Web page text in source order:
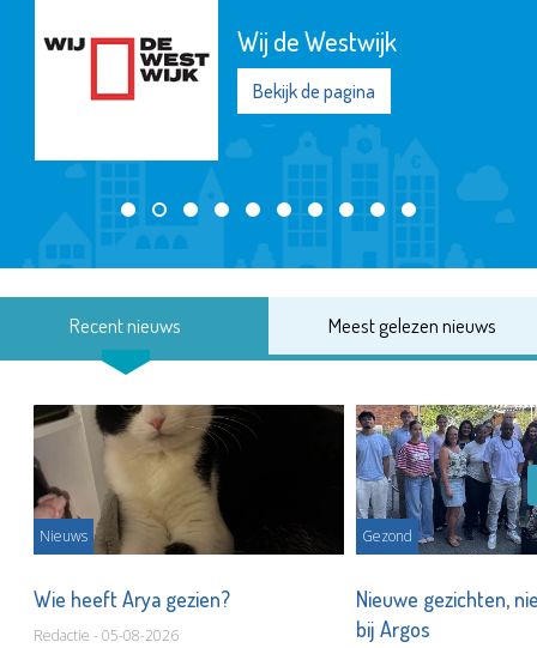
Wij de Westwijk
Bekijk de pagina
Recent nieuws Meest gelezen nieuws
Nieuws
Wie heeft Arya gezien?
Redactie - 05-08-2026
Gezond
Nieuwe gezichten,
bij Argos